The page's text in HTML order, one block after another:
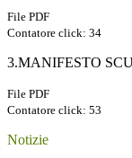
File PDF
Contatore click: 34
3.MANIFESTO
File PDF
Contatore click: 53
Notizie